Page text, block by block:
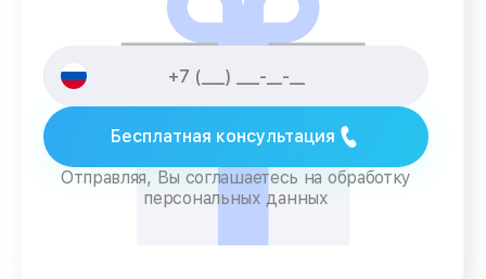
Бесплатная консультация
Отправляя, Вы соглашаетесь на обработку
персональных данных